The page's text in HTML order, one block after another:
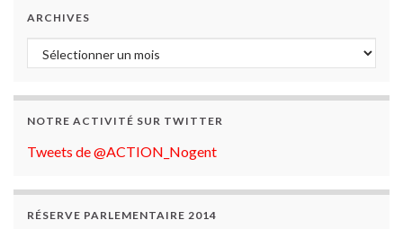
ARCHIVES
Archives
NOTRE ACTIVITÉ SUR TWITTER
Tweets de @ACTION_Nogent
RÉSERVE PARLEMENTAIRE 2014